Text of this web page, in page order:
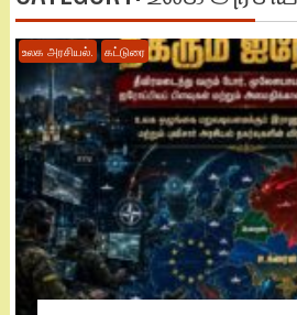
உலக அரசியல். கட்டுரை